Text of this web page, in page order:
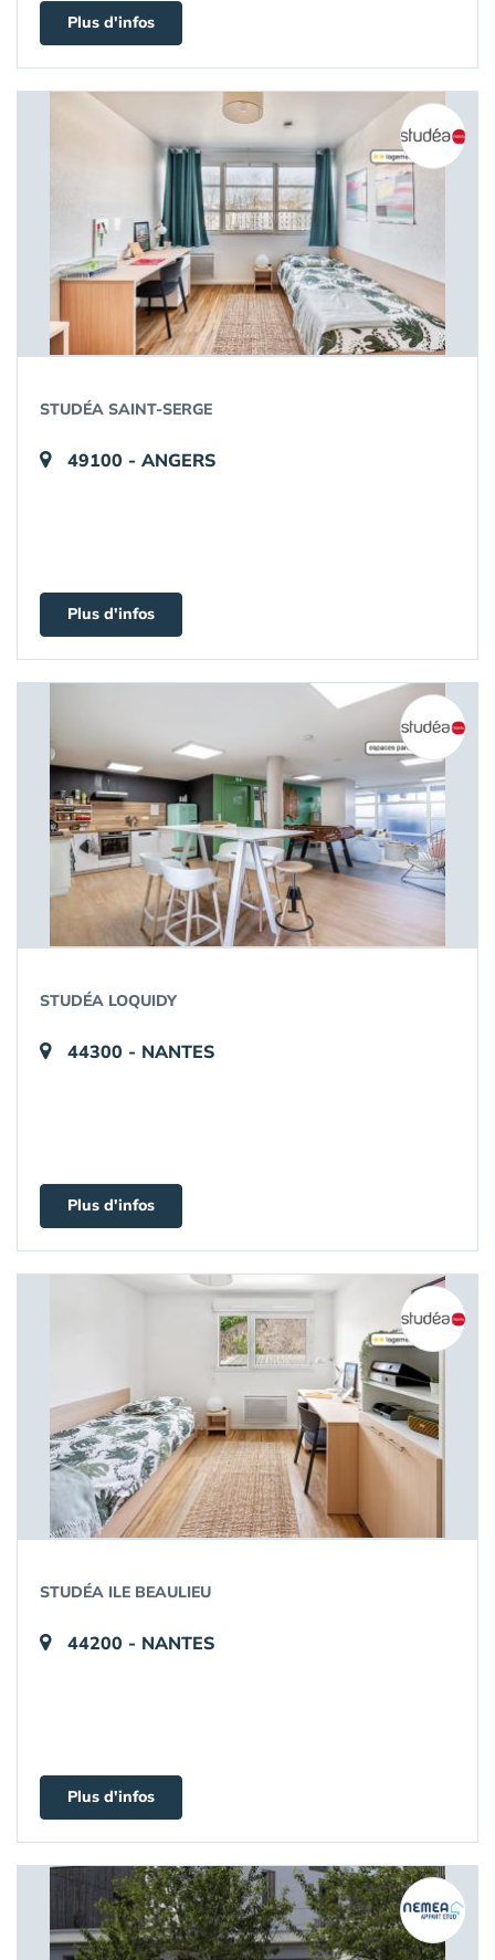
Plus d'infos
STUDÉA SAINT-SERGE
49100 - ANGERS
Plus d'infos
STUDÉA LOQUIDY
44300 - NANTES
Plus d'infos
STUDÉA ILE BEAULIEU
44200 - NANTES
Plus d'infos